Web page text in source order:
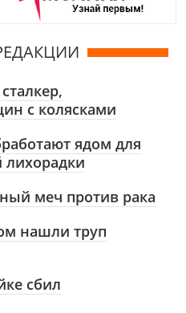
с колясками
ядом для
меч против рака
нашли труп
сбил